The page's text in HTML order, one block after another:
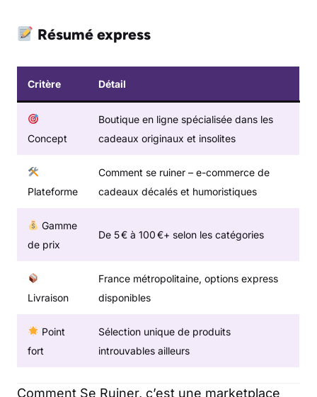
Résumé express
Critère Détail
Concept
Boutique en ligne spécialisée dans les
cadeaux originaux et insolites
Plateforme
Comment se ruiner – e-commerce de
cadeaux décalés et humoristiques
Gamme
de prix
De 5 € à 100 €+ selon les catégories
Livraison
France métropolitaine, options express
disponibles
Point
fort
Sélection unique de produits
introuvables ailleurs
Comment Se Ruiner, c’est une marketplace